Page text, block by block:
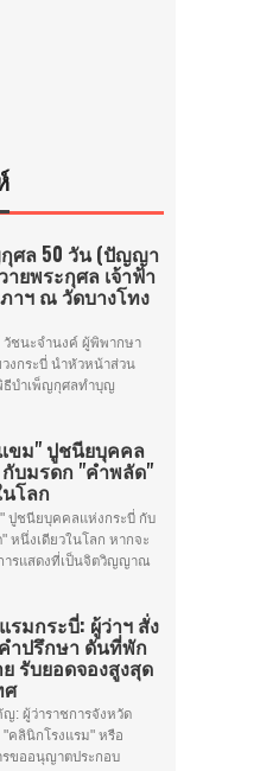
ศล 50 วัน (ปัญญา
ายพระกุศล เจ้าฟ้า
าฯ ณ วัดบางโทง
ชนะจำนงค์ ผู้พิพากษา
งกระบี่ นำหัวหน้าส่วน
ธีบำเพ็ญกุศลทำบุญ
ขม" ปูชนียบุคคล
บมรดก "คำพลัด"
โลก
ปูชนียบุคคลแห่งกระบี่ กับ
หนึ่งเดียวในโลก หากจะ
ารแสดงที่เป็นจิตวิญญาณ
รมกระบี่: ผู้ว่าฯ สั่ง
ำปรึกษา ดันที่พัก
รับยอดจองสูงสุด
ศ
ญ: ผู้ว่าราชการจังหวัด
"คลินิกโรงแรม" หรือ
ขออนุญาตประกอบ